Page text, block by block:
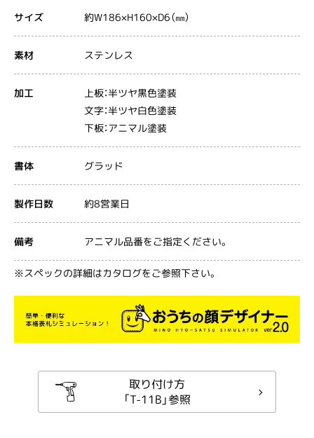
サイズ 約W186×H160×D6（㎜）
素材 ステンレス
加工
上板：半ツヤ黒色塗装
文字：半ツヤ白色塗装
下板：アニマル塗装
書体 グラッド
製作日数 約8営業日
備考 アニマル品番をご指定ください。
※スペックの詳細はカタログをご参照下さい。
取り付け方
「T-11B」参照